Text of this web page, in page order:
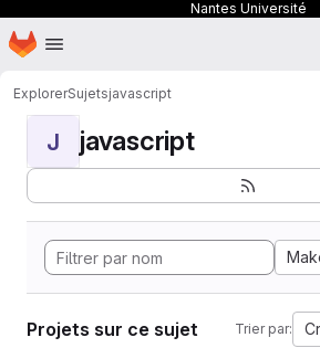
Nantes Université
Passer au contenu principal
Page d'accueil
ExplorerSujetsjavascript
J javascript
Projets sur ce sujet Trier par: